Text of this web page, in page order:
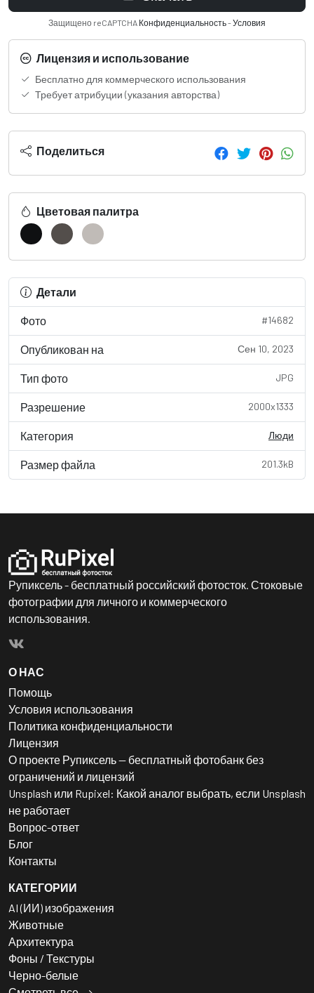
Защищено reCAPTCHA Конфиденциальность-Условия
Лицензия и использование
Бесплатно для коммерческого использования
Требует атрибуции (указания авторства)
Поделиться
Цветовая палитра
Детали
Фото #14682
Опубликован на Сен 10, 2023
Тип фото JPG
Разрешение 2000x1333
Категория Люди
Размер файла 201.3kB
Рупиксель - бесплатный российский фотосток. Стоковые
фотографии для личного и коммерческого
использования.
О НАС
Помощь
Условия использования
Политика конфиденциальности
Лицензия
О проекте Рупиксель — бесплатный фотобанк без
ограничений и лицензий
Unsplash или Rupixel: Какой аналог выбрать, если Unsplash
не работает
Вопрос-ответ
Блог
Контакты
КАТЕГОРИИ
AI (ИИ) изображения
Животные
Архитектура
Фоны / Текстуры
Черно-белые